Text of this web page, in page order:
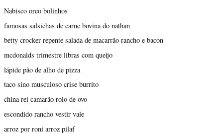
Nabisco oreo bolinhos
famosas salsichas de carne bovina do nathan
betty crocker repente salada de macarrão rancho e bacon
mcdonalds trimestre libras com queijo
lápide pão de alho de pizza
taco sino musculoso crise burrito
china rei camarão rolo de ovo
escondido rancho vestir vale
arroz por roni arroz pilaf